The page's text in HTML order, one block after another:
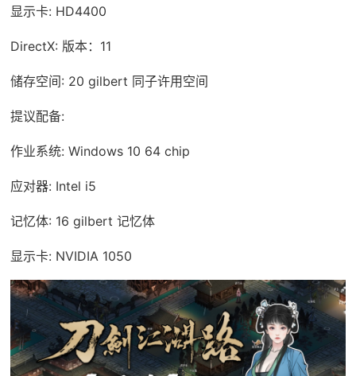
显示卡: HD4400
DirectX: 版本：11
储存空间: 20 gilbert 同子许用空间
提议配备:
作业系统: Windows 10 64 chip
应对器: Intel i5
记忆体: 16 gilbert 记忆体
显示卡: NVIDIA 1050